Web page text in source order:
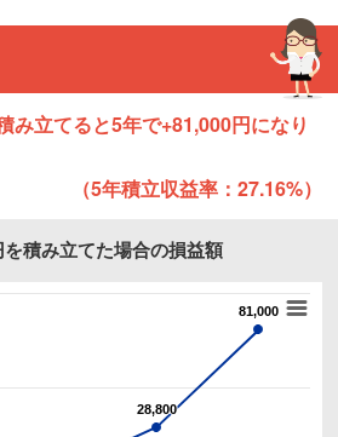
み立てると5年で+81,000円になり
（5年積立収益率：27.16%）
積み立てた場合の損益額
28,800
28,800
81,000
81,000